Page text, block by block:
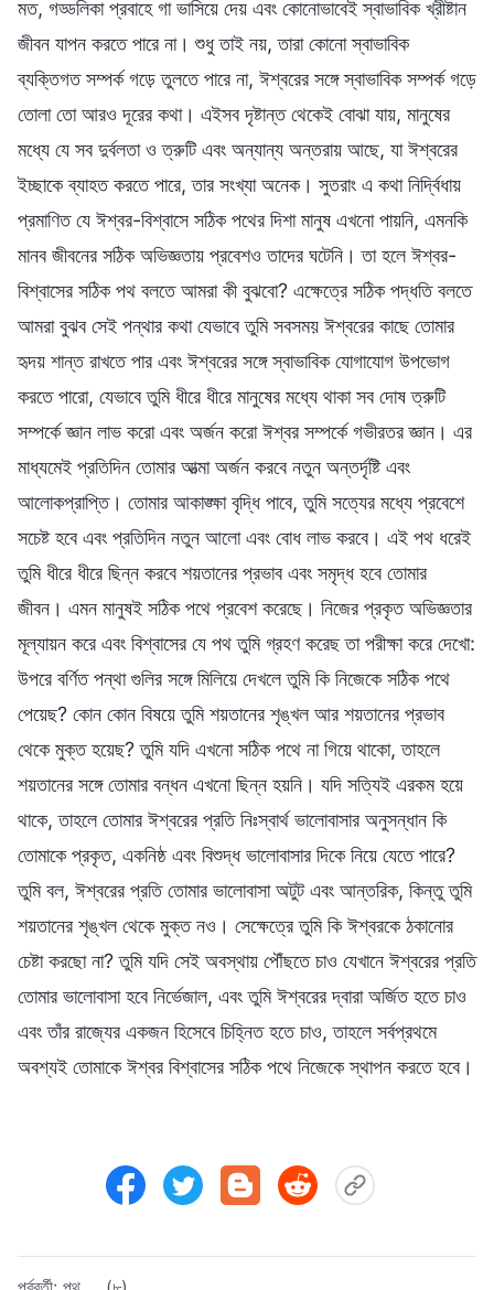
মত, গড্ডলিকা প্রবাহে গা ভাসিয়ে দেয় এবং কোনোভাবেই স্বাভাবিক খ্রীষ্টান
জীবন যাপন করতে পারে না। শুধু তাই নয়, তারা কোনো স্বাভাবিক
ব্যক্তিগত সম্পর্ক গড়ে তুলতে পারে না, ঈশ্বরের সঙ্গে স্বাভাবিক সম্পর্ক গড়ে
তোলা তো আরও দূরের কথা। এইসব দৃষ্টান্ত থেকেই বোঝা যায়, মানুষের
মধ্যে যে সব দুর্বলতা ও ত্রুটি এবং অন্যান্য অন্তরায় আছে, যা ঈশ্বরের
ইচ্ছাকে ব্যাহত করতে পারে, তার সংখ্যা অনেক। সুতরাং এ কথা নির্দ্বিধায়
প্রমাণিত যে ঈশ্বর-বিশ্বাসে সঠিক পথের দিশা মানুষ এখনো পায়নি, এমনকি
মানব জীবনের সঠিক অভিজ্ঞতায় প্রবেশও তাদের ঘটেনি। তা হলে ঈশ্বর-
বিশ্বাসের সঠিক পথ বলতে আমরা কী বুঝবো? এক্ষেত্রে সঠিক পদ্ধতি বলতে
আমরা বুঝব সেই পন্থার কথা যেভাবে তুমি সবসময় ঈশ্বরের কাছে তোমার
হৃদয় শান্ত রাখতে পার এবং ঈশ্বরের সঙ্গে স্বাভাবিক যোগাযোগ উপভোগ
করতে পারো, যেভাবে তুমি ধীরে ধীরে মানুষের মধ্যে থাকা সব দোষ ত্রুটি
সম্পর্কে জ্ঞান লাভ করো এবং অর্জন করো ঈশ্বর সম্পর্কে গভীরতর জ্ঞান। এর
মাধ্যমেই প্রতিদিন তোমার আত্মা অর্জন করবে নতুন অন্তর্দৃষ্টি এবং
আলোকপ্রাপ্তি। তোমার আকাঙ্ক্ষা বৃদ্ধি পাবে, তুমি সত্যের মধ্যে প্রবেশে
সচেষ্ট হবে এবং প্রতিদিন নতুন আলো এবং বোধ লাভ করবে। এই পথ ধরেই
তুমি ধীরে ধীরে ছিন্ন করবে শয়তানের প্রভাব এবং সমৃদ্ধ হবে তোমার
জীবন। এমন মানুষই সঠিক পথে প্রবেশ করেছে। নিজের প্রকৃত অভিজ্ঞতার
মূল্যায়ন করে এবং বিশ্বাসের যে পথ তুমি গ্রহণ করেছ তা পরীক্ষা করে দেখো:
উপরে বর্ণিত পন্থা গুলির সঙ্গে মিলিয়ে দেখলে তুমি কি নিজেকে সঠিক পথে
পেয়েছ? কোন কোন বিষয়ে তুমি শয়তানের শৃঙ্খল আর শয়তানের প্রভাব
থেকে মুক্ত হয়েছ? তুমি যদি এখনো সঠিক পথে না গিয়ে থাকো, তাহলে
শয়তানের সঙ্গে তোমার বন্ধন এখনো ছিন্ন হয়নি। যদি সত্যিই এরকম হয়ে
থাকে, তাহলে তোমার ঈশ্বরের প্রতি নিঃস্বার্থ ভালোবাসার অনুসন্ধান কি
তোমাকে প্রকৃত, একনিষ্ঠ এবং বিশুদ্ধ ভালোবাসার দিকে নিয়ে যেতে পারে?
তুমি বল, ঈশ্বরের প্রতি তোমার ভালোবাসা অটুট এবং আন্তরিক, কিন্তু তুমি
শয়তানের শৃঙ্খল থেকে মুক্ত নও। সেক্ষেত্রে তুমি কি ঈশ্বরকে ঠকানোর
চেষ্টা করছো না? তুমি যদি সেই অবস্থায় পৌঁছতে চাও যেখানে ঈশ্বরের প্রতি
তোমার ভালোবাসা হবে নির্ভেজাল, এবং তুমি ঈশ্বরের দ্বারা অর্জিত হতে চাও
এবং তাঁর রাজ্যের একজন হিসেবে চিহ্নিত হতে চাও, তাহলে সর্বপ্রথমে
অবশ্যই তোমাকে ঈশ্বর বিশ্বাসের সঠিক পথে নিজেকে স্থাপন করতে হবে।